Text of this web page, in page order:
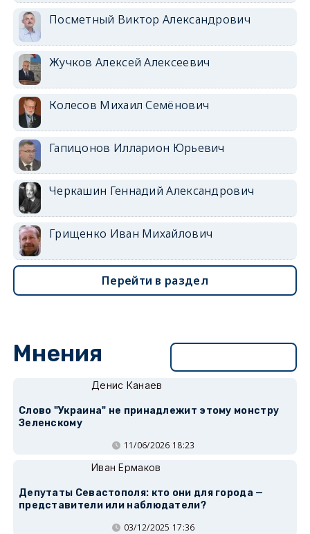
Посметный Виктор Александрович
Жучков Алексей Алексеевич
Колесов Михаил Семёнович
Гапицонов Илларион Юрьевич
Черкашин Геннадий Александрович
Грищенко Иван Михайлович
Перейти в раздел
Мнения
Денис Канаев
Слово "Украина" не принадлежит этому монстру
Зеленскому
11/06/2026 18:23
Иван Ермаков
Депутаты Севастополя: кто они для города —
представители или наблюдатели?
03/12/2025 17:36